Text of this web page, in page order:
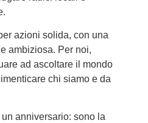
azioni solida, con una
ambiziosa. Per noi,
ad ascoltare il mondo
chi siamo e da
un anniversario: sono la